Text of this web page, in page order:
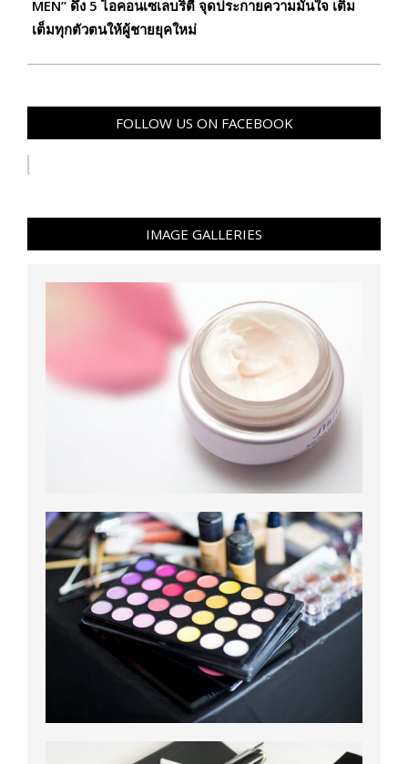
MEN” ดึง 5 ไอคอนเซเลบริตี้ จุดประกายความมั่นใจ เติม
เต็มทุกตัวตนให้ผู้ชายยุคใหม่
FOLLOW US ON FACEBOOK
IMAGE GALLERIES